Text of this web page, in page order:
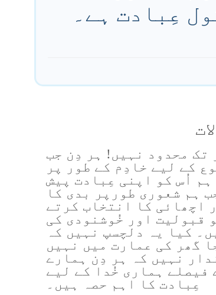
عِبادت ہے۔
تک محدود نہیں! ہر دِن جب
کے لیے خادِم کے طور پر
ہم اُس کو اپنی عِبادت پیش
ہم شعوری طورپر بدی کا
اچھائی کا انتخاب کرتے
قبولیت اور خُوشنودی کی
کیا یہ دلچسپ نہیں کہ
گھر کی عمارت میں نہیں
نہیں کہ ہر دِن ہمارے
فیصلے ہماری خُدا کے لیے
عِبادت کا اہم حصہ ہیں۔